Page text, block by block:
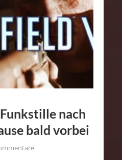
nach
bald vorbei